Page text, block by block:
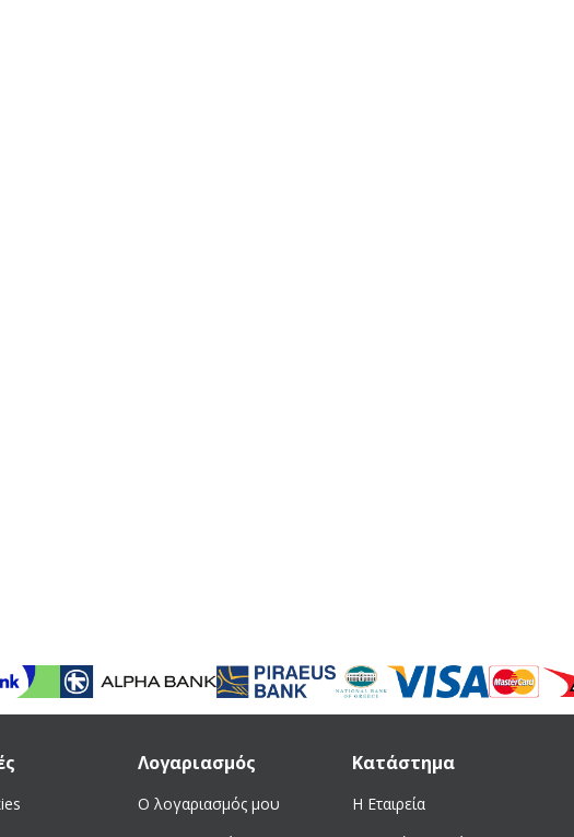
Λογαριασμός
Ο λογαριασμός μου
Κατάστημα
Η Εταιρεία